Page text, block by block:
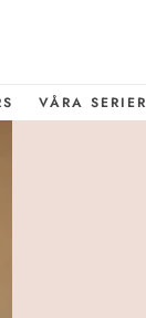
VÅRA SERIER